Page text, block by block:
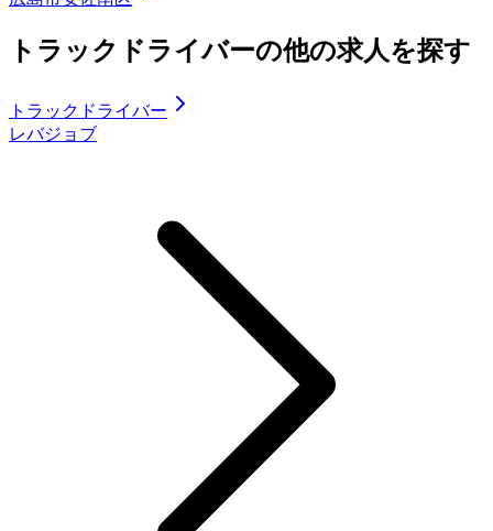
トラックドライバーの他の求人を探す
トラックドライバー
レバジョブ